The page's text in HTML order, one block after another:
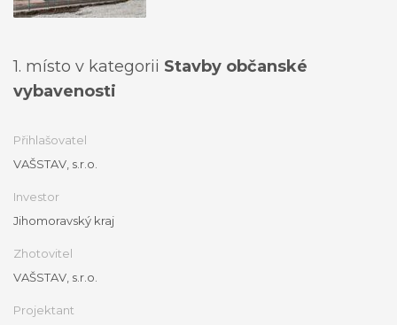
1. místo v kategorii Stavby občanské
vybavenosti
Přihlašovatel
VAŠSTAV, s.r.o.
Investor
Jihomoravský kraj
Zhotovitel
VAŠSTAV, s.r.o.
Projektant